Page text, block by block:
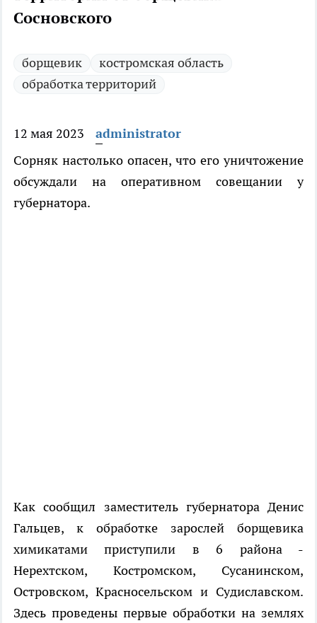
Сосновского
борщевик
костромская область
обработка территорий
12 мая 2023
administrator
Сорняк настолько опасен, что его уничтожение
обсуждали на оперативном совещании у
губернатора.
Как сообщил заместитель губернатора Денис
Гальцев, к обработке зарослей борщевика
химикатами приступили в 6 района -
Нерехтском, Костромском, Сусанинском,
Островском, Красносельском и Судиславском.
Здесь проведены первые обработки на землях